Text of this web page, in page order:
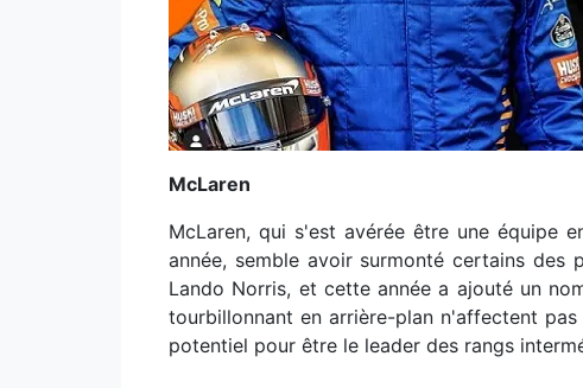
McLaren
McLaren, qui s'est avérée être une équipe
année, semble avoir surmonté certains des
Lando Norris, et cette année a ajouté un
tourbillonnant en arrière-plan n'affectent
potentiel pour être le leader des rangs